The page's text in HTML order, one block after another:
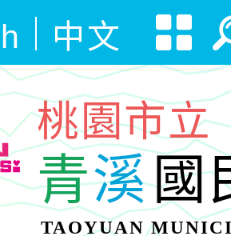
中文
桃園市立
青溪國
TAOYUAN